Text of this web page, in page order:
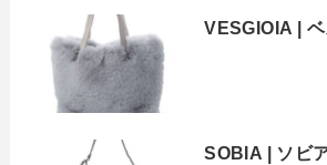
VESGIOIA |
SOBIA | ソビ